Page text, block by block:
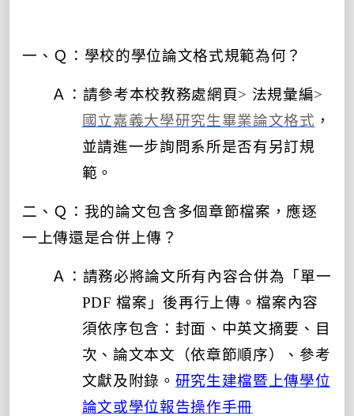
一、Ｑ：學校的學位論文格式規範為何？
Ａ：請參考本校教務處網頁> 法規彙編>
國立嘉義大學研究生畢業論文格式 ，
並請進一步詢問系所是否有另訂規
範。
二、Ｑ：我的論文包含多個章節檔案，應逐
一上傳還是合併上傳？
Ａ： 請務必將論文所有內容合併為「單一
PDF 檔案」後再行上傳。檔案內容
須依序包含：封面、中英文摘要、目
次、論文本文（依章節順序）、參考
文獻及附錄。 研究生建檔暨上傳學位
論文或學位報告操作手冊